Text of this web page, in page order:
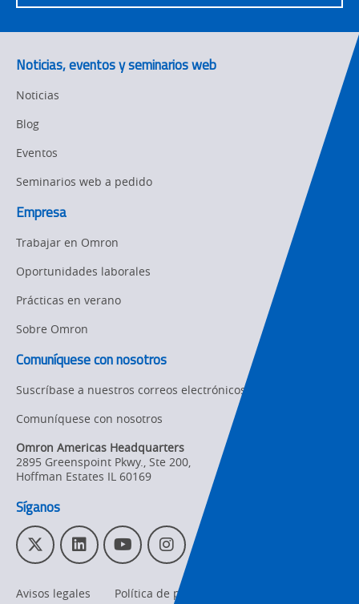
Pricing
Chain/Demand
Noticias, eventos y seminarios web
Noticias
Blog
Eventos
Seminarios web a pedido
Empresa
Trabajar en Omron
Oportunidades laborales
Prácticas en verano
Sobre Omron
Comuníquese con nosotros
Suscríbase a nuestros correos electrónicos
Comuníquese con nosotros
Omron Americas Headquarters
2895 Greenspoint Pkwy., Ste 200,
Hoffman Estates IL 60169
Síganos
T
w
t
L
i
k
Y
o
u
T
I
n
t
Avisos legales Política de privacidad